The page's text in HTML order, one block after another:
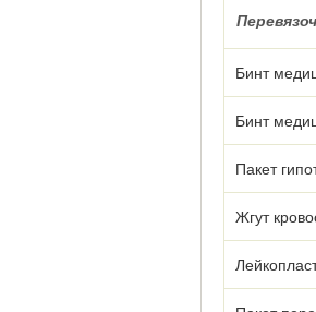
Бинт
Бинт
Пакет
Жгут